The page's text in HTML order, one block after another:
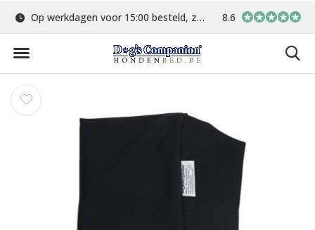
Op werkdagen voor 15:00 besteld, zelfde dag verstuurd Gratis verzending
8.6